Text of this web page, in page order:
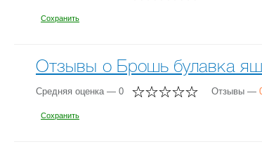
Сохранить
Отзывы о Брошь булавка
Средняя оценка — 0 Отзывы —
Сохранить